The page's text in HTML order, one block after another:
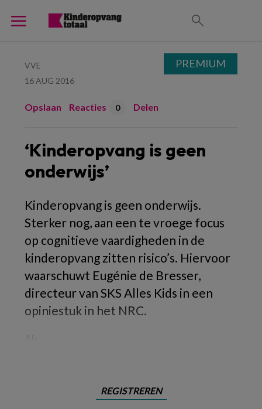
VVE
16 AUG 2016
Opslaan Reacties 0 Delen
‘Kinderopvang is geen
onderwijs’
Kinderopvang is geen onderwijs.
Sterker nog, aan een te vroege focus
op cognitieve vaardigheden in de
kinderopvang zitten risico’s. Hiervoor
waarschuwt Eugénie de Bresser,
directeur van SKS Alles Kids in een
opiniestuk in het NRC.
REGISTREREN
PREMIUM